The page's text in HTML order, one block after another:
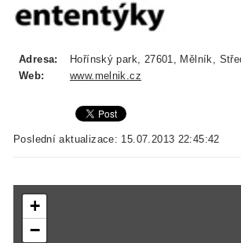
Adresa:
Hořínský park, 27601, Mělník,
Web:
www.melnik.cz
Poslední aktualizace: 15.07.2013 22:45:42
+
−